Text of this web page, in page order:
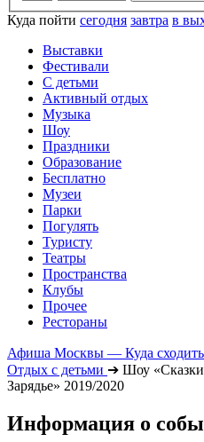
Куда пойти сегодня завтра в
Выставки
Фестивали
С детьми
Активный отдых
Музыка
Шоу
Праздники
Образование
Бесплатно
Музеи
Парки
Погулять
Туристу
Театры
Пространства
Клубы
Прочее
Рестораны
Афиша Москвы — Куда
Отдых с детьми ➔ Шоу
Зарядье» 2019/2020
Информация о